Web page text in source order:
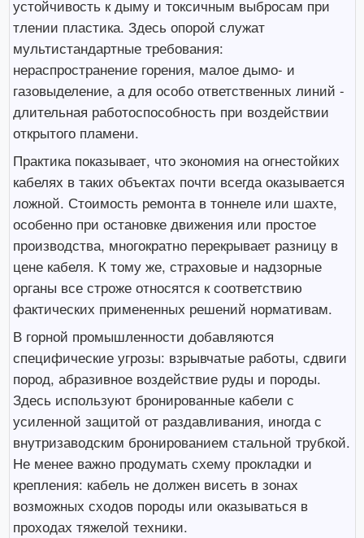
устойчивость к дыму и токсичным выбросам при
тлении пластика. Здесь опорой служат
мультистандартные требования:
нераспространение горения, малое дымо- и
газовыделение, а для особо ответственных линий -
длительная работоспособность при воздействии
открытого пламени.
Практика показывает, что экономия на огнестойких
кабелях в таких объектах почти всегда оказывается
ложной. Стоимость ремонта в тоннеле или шахте,
особенно при остановке движения или простое
производства, многократно перекрывает разницу в
цене кабеля. К тому же, страховые и надзорные
органы все строже относятся к соответствию
фактических примененных решений нормативам.
В горной промышленности добавляются
специфические угрозы: взрывчатые работы, сдвиги
пород, абразивное воздействие руды и породы.
Здесь используют бронированные кабели с
усиленной защитой от раздавливания, иногда с
внутризаводским бронированием стальной трубкой.
Не менее важно продумать схему прокладки и
крепления: кабель не должен висеть в зонах
возможных сходов породы или оказываться в
проходах тяжелой техники.